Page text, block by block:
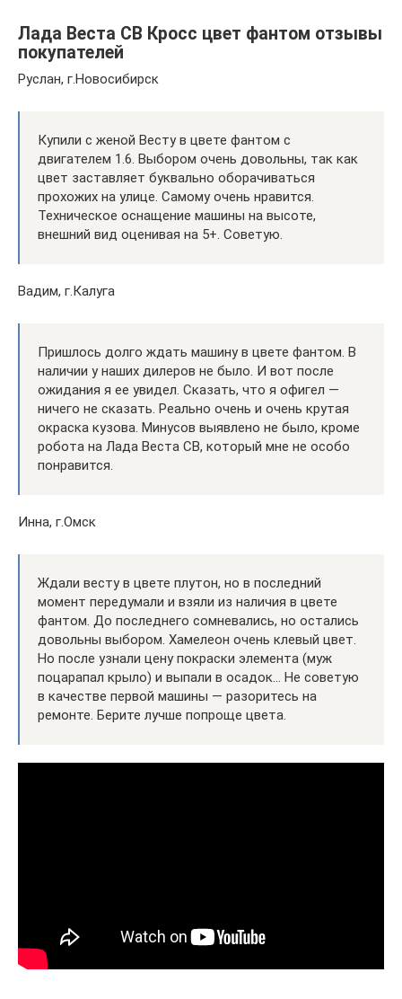
Лада Веста СВ Кросс цвет фантом отзывы
покупателей
Руслан, г.Новосибирск
Купили с женой Весту в цвете фантом с
двигателем 1.6. Выбором очень довольны, так как
цвет заставляет буквально оборачиваться
прохожих на улице. Самому очень нравится.
Техническое оснащение машины на высоте,
внешний вид оценивая на 5+. Советую.
Вадим, г.Калуга
Пришлось долго ждать машину в цвете фантом. В
наличии у наших дилеров не было. И вот после
ожидания я ее увидел. Сказать, что я офигел —
ничего не сказать. Реально очень и очень крутая
окраска кузова. Минусов выявлено не было, кроме
робота на Лада Веста СВ, который мне не особо
понравится.
Инна, г.Омск
Ждали весту в цвете плутон, но в последний
момент передумали и взяли из наличия в цвете
фантом. До последнего сомневались, но остались
довольны выбором. Хамелеон очень клевый цвет.
Но после узнали цену покраски элемента (муж
поцарапал крыло) и выпали в осадок… Не советую
в качестве первой машины — разоритесь на
ремонте. Берите лучше попроще цвета.